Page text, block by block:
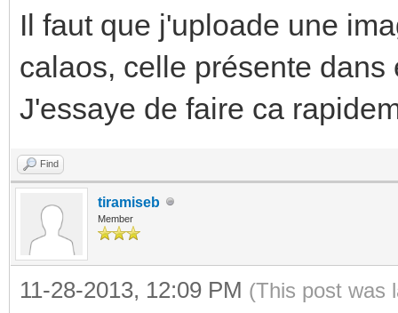
Il faut que j'uploade une
calaos, celle présente
J'essaye de faire ca
Find
tiramiseb
Member
11-28-2013, 12:09 PM (This post was